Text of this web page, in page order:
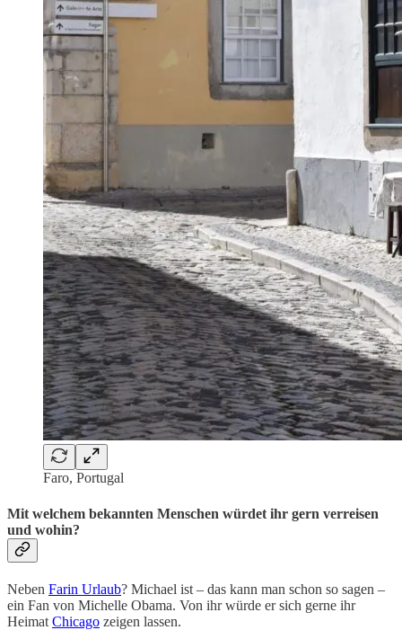
Faro, Portugal
Mit welchem bekannten Menschen würdet ihr gern verreisen
und wohin?
Neben Farin Urlaub? Michael ist – das kann man schon so sagen –
ein Fan von Michelle Obama. Von ihr würde er sich gerne ihr
Heimat Chicago zeigen lassen.